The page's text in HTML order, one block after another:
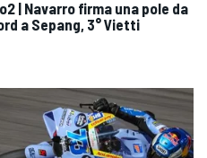
| Navarro firma una pole da
a Sepang, 3° Vietti